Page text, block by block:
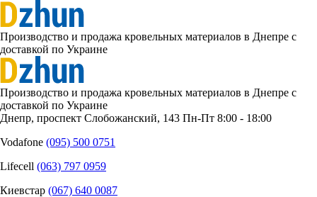
Производство и продажа кровельных материалов в Днепре с
доставкой по Украине
Производство и продажа кровельных материалов в Днепре с
доставкой по Украине
Днепр, проспект Слобожанский, 143 Пн-Пт 8:00 - 18:00
Vodafone (095) 500 0751
Lifecell (063) 797 0959
Киевстар ‎(067) 640 0087